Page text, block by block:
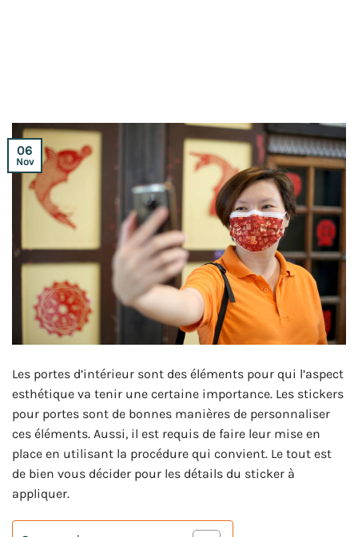
06
Nov
Les portes d’intérieur sont des éléments pour qui l’aspect
esthétique va tenir une certaine importance. Les stickers
pour portes sont de bonnes manières de personnaliser
ces éléments. Aussi, il est requis de faire leur mise en
place en utilisant la procédure qui convient. Le tout est
de bien vous décider pour les détails du sticker à
appliquer.